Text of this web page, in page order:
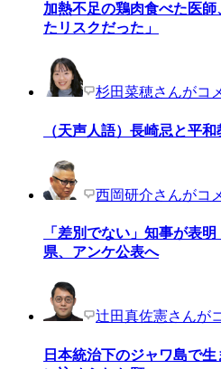
加熱不足の鶏肉食べた医
たリスクだった」
杉田菜穂さんがコ
（天声人語）長崎忌と平和
西岡研介さんがコ
「差別でない」知事が表
県、アンケ公表へ
辻田真佐憲さんが
日本統治下のジャワ島で